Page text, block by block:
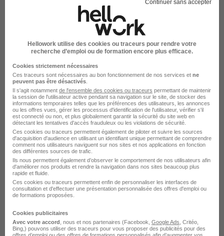
Entreprise Rambouillet
DÉPOSEZ VOTRE CV
Rendez votre CV accessible à l’ensemble des
recruteurs de la CVthèque Hellowork.
Rendre mon CV visible
Krys recrute autour de Rambouillet
Continuer sans accepter
Hellowork utilise des cookies ou traceurs pour rendre votre
recherche d’emploi ou de formation encore plus efficace.
Cookies strictement nécessaires
Ces traceurs sont nécessaires au bon fonctionnement de nos services et ne
peuvent pas être désactivés
Il s'agit notamment de l'ensemble des cookies ou traceurs permettant de maintenir
la session de l'utilisateur active pendant sa navigation sur le site, de stocker des
informations temporaires telles que les préférences des utilisateurs, les annonces
ou les offres vues, gérer les processus d'identification de l'utilisateur, vérifier s'il
est connecté ou non, et plus globalement garantir la sécurité du site web en
détectant les tentatives d'accès frauduleux ou les violations de sécurité.
Ces cookies ou traceurs permettent également de piloter et suivre les sources
d'acquisition d'audience en utilisant un identifiant unique permettant de comprendre
comment nos utilisateurs naviguent sur nos sites et nos applications en fonction
des différentes sources de trafic.
Ils nous permettent également d’observer le comportement de nos utilisateurs afin
d'améliorer nos produits et rendre la navigation dans nos sites beaucoup plus
rapide et fluide.
Ces cookies ou traceurs permettent enfin de personnaliser les interfaces de
consultation et d'effectuer une présentation personnalisée des offres d'emploi ou
de formations proposées.
Cookies publicitaires
Avec votre accord , nous et nos partenaires (Facebook, Google Ads , Critéo,
Bing,) pouvons utiliser des traceurs pour vous proposer des publicités pour des